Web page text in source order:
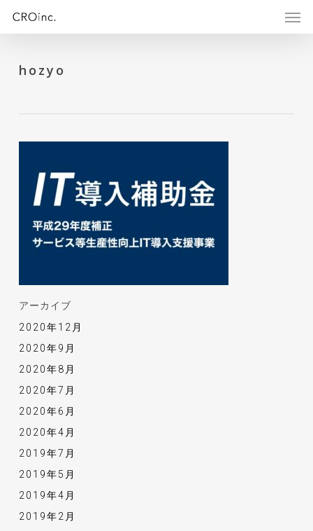
hozyo
アーカイブ
2020年12月
2020年9月
2020年8月
2020年7月
2020年6月
2020年4月
2019年7月
2019年5月
2019年4月
2019年2月